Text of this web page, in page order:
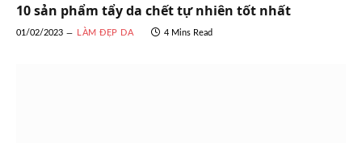
10 sản phẩm tẩy da chết tự nhiên tốt nhất
01/02/2023 LÀM ĐẸP DA 4 Mins Read